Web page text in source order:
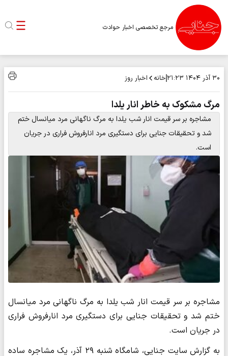
مرجع تخصصی اخبار حوادث
۳۰ آذر ۱۴۰۴ ۲۱:۲۳ خانه اخبار روز
مرگ مشکوک به خاطر انار یلدا
مشاجره بر سر قیمت انار شب یلدا به مرگ ناگهانی مرد میانسال ختم
شد و تحقیقات جنایی برای دستگیری مرد انارفروش فراری در جریان
است.
مشاجره بر سر قیمت انار شب یلدا به مرگ ناگهانی مرد میانسال
ختم شد و تحقیقات جنایی برای دستگیری مرد انارفروش فراری
در جریان است.
به گزارش سایت جنایی، شامگاه شنبه ۲۹ آذر، یک مشاجره ساده